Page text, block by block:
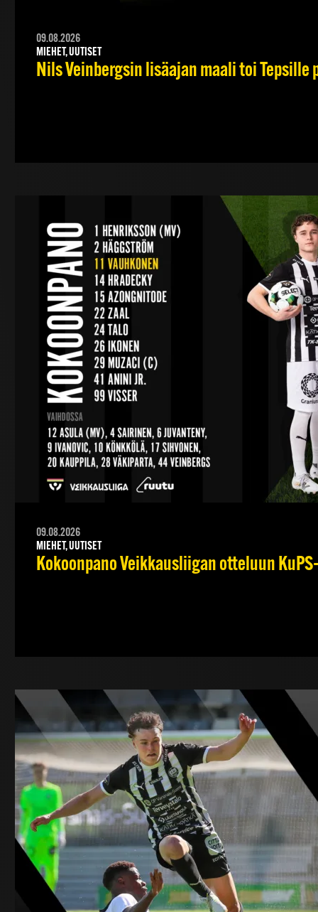
09.08.2026
MIEHET, UUTISET
Nils Veinbergsin lisäajan maali toi Tepsille
09.08.2026
MIEHET, UUTISET
Kokoonpano Veikkausliigan otteluun